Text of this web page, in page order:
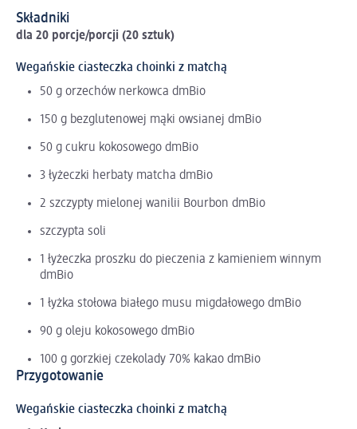
Składniki
dla 20 porcje/porcji (20 sztuk)
Wegańskie ciasteczka choinki z matchą
50 g orzechów nerkowca dmBio
150 g bezglutenowej mąki owsianej dmBio
50 g cukru kokosowego dmBio
3 łyżeczki herbaty matcha dmBio
2 szczypty mielonej wanilii Bourbon dmBio
szczypta soli
1 łyżeczka proszku do pieczenia z kamieniem winnym
dmBio
1 łyżka stołowa białego musu migdałowego dmBio
90 g oleju kokosowego dmBio
100 g gorzkiej czekolady 70% kakao dmBio
Przygotowanie
Wegańskie ciasteczka choinki z matchą